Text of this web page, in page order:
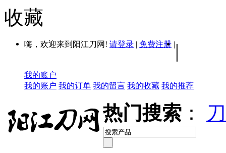
收藏
嗨，欢迎来到阳江刀网! 请登录 | 免费注册 | |
我的账户
我的账户 我的订单 我的留言 我的收藏 我的推荐
热门搜索 ：